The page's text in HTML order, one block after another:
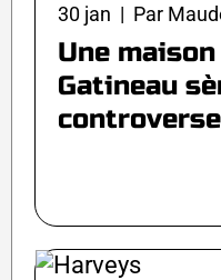
30 jan | Par
Une
Gatineau
controverse